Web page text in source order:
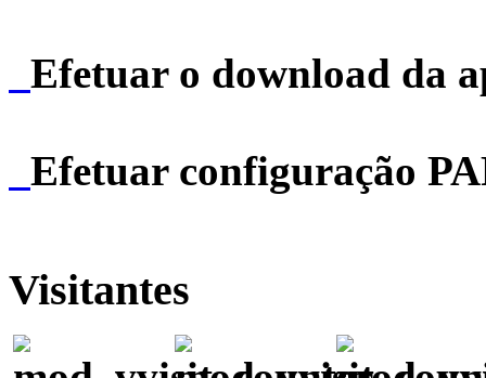
Efetuar o download da
Efetuar configuração
Visitantes